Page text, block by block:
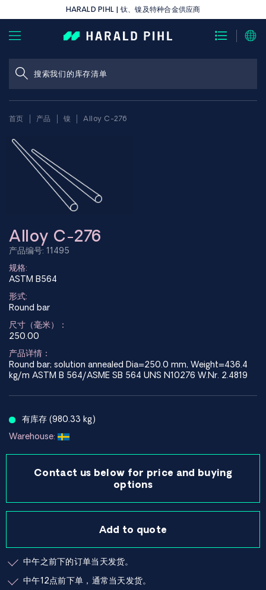
HARALD PIHL | 钛、镍及特种合金供应商
首页 产品 镍 Alloy C-276
Alloy C-276
产品编号: 11495
规格:
ASTM B564
形式:
Round bar
尺寸（毫米）：
250.00
产品详情：
Round bar; solution annealed Dia=250.0 mm, Weight=436.4
kg/m ASTM B 564/ASME SB 564 UNS N10276 W.Nr. 2.4819
有库存 (980.33 kg)
Warehouse:
Contact us below for price and buying
options
Add to quote
中午之前下的订单当天发货。
中午12点前下单，通常当天发货。